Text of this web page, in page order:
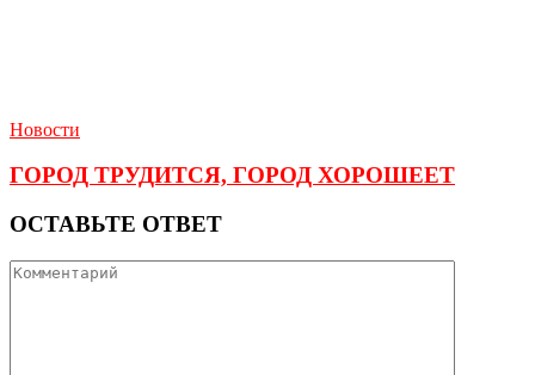
Новости
ГОРОД ТРУДИТСЯ, ГОРОД ХОРОШЕЕТ
ОСТАВЬТЕ ОТВЕТ